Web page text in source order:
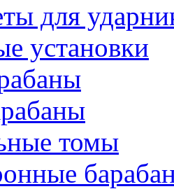
для
установки
томы